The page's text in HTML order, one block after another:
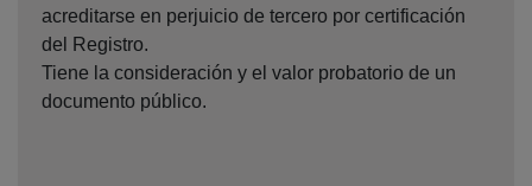
acreditarse en perjuicio de tercero por certificación
del Registro.
Tiene la consideración y el valor probatorio de un
documento público.